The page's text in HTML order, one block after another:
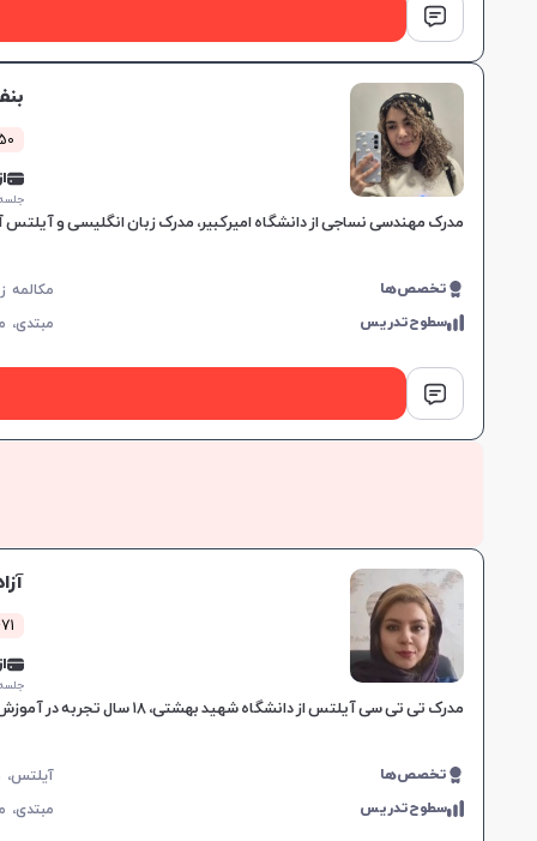
50 کلاس
از
جلسه ۱
مدرک مهندسی نساجی از دانشگاه امیرکبیر، مدرک زبان انگلیسی و آیلتس آکادمیک با نمره ۷.۵، تجربه تدریس زبان از ۷ سال پیش،
تخصص‌ها
سطوح‌تدریس مبتدی،
471
از
جلسه ۱
مدرک تی تی سی آیلتس از دانشگاه شهید بهشتی، ۱۸ سال تجربه در آموزش زبان، مهارت در تدریس کتاب‌های ترمیک و آیلتس، مناسب برای تمام سطوح، بهبود سریع در یادگیری.
تخصص‌ها
سطوح‌تدریس مبتدی،